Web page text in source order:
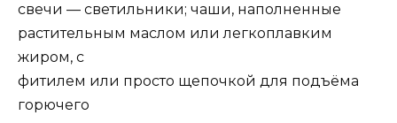
свечи — светильники; чаши, наполненные
растительным маслом или легкоплавким
жиром, с
фитилем или просто щепочкой для подъёма
горючего